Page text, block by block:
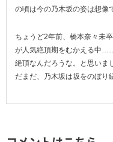
の頃は今の乃木坂の姿は想像
ちょうど2年前、橋本奈々未
が人気絶頂期をむかえる中
絶頂なんだろうな。と思いま
だまだ、乃木坂は坂をのぼり